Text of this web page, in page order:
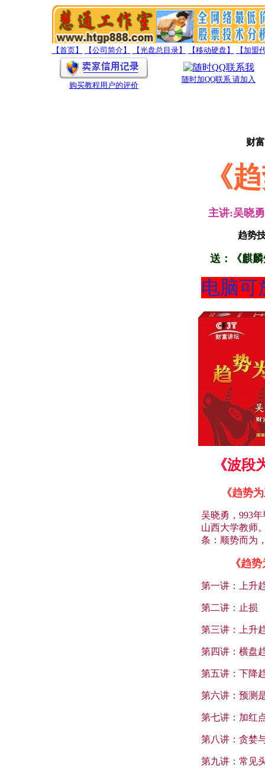
【首页】 【公司简介】 【光盘总目录】 【移动硬盘】 【加盟
购买教程用户的评价
随时加QQ联系 请加入
财
《
主讲:吴晓
趋势
送：《麒
电脑可
《波段
《趋势
吴晓勇，993
山西大学教师
条：顺势而为
《趋
第一讲：上升
第二讲：止损
第三讲：上升
第四讲：横盘
第五讲：下降
第六讲：预测
第七讲：加红
第八讲：贪婪
第九讲：常见